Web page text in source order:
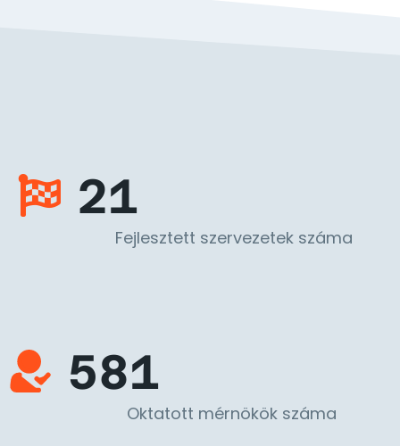
21
Fejlesztett szervezetek száma
581
Oktatott mérnökök száma